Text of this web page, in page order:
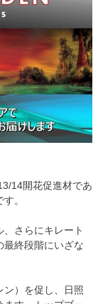
14開花促進材であ
。
さらにキレート
最終段階にいざな
ン）を促し、日照